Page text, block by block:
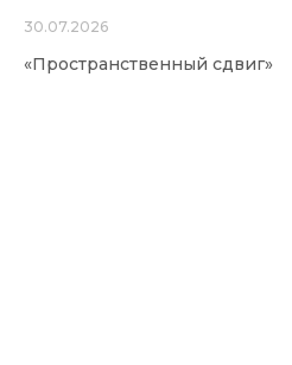
30.07.2026
«Пространственный сдвиг»